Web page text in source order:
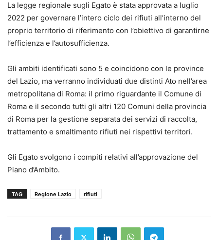
La legge regionale sugli Egato è stata approvata a luglio
2022 per governare l’intero ciclo dei rifiuti all’interno del
proprio territorio di riferimento con l’obiettivo di garantirne
l’efficienza e l’autosufficienza.
Gli ambiti identificati sono 5 e coincidono con le province
del Lazio, ma verranno individuati due distinti Ato nell’area
metropolitana di Roma: il primo riguardante il Comune di
Roma e il secondo tutti gli altri 120 Comuni della provincia
di Roma per la gestione separata dei servizi di raccolta,
trattamento e smaltimento rifiuti nei rispettivi territori.
Gli Egato svolgono i compiti relativi all’approvazione del
Piano d’Ambito.
TAG Regione Lazio rifiuti